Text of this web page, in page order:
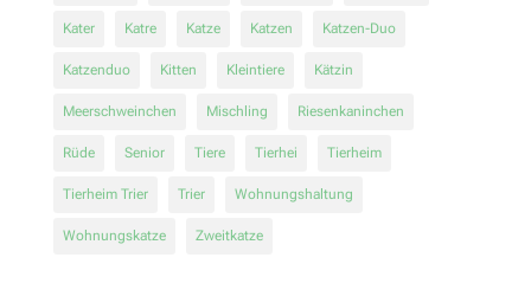
Kater Katre Katze Katzen Katzen-Duo
Katzenduo Kitten Kleintiere Kätzin
Meerschweinchen Mischling Riesenkaninchen
Rüde Senior Tiere Tierhei Tierheim
Tierheim Trier Trier Wohnungshaltung
Wohnungskatze Zweitkatze